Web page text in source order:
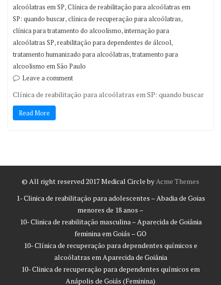
alcoólatras em SP,Clínica de reabilitação para alcoólatras em
SP: quando buscar,clínica de recuperação para alcoólatras,
clínica para tratamento do alcoolismo,internação para
alcoólatras SP,reabilitação para dependentes de álcool,
tratamento humanizado para alcoólatras,tratamento para
alcoolismo em São Paulo
Leave a comment
Clínica de reabilitação para alcoólatras em SP: quando buscar
Read More
© All right reserved 2017Medical Circle byAcme Themes
1- Clinica de reabilitação para adolescentes – Abadia de Goias
menores de 18 anos –
10- Clinica de reabilitação masculina – Aparecida de Goiânia
feminina em Goiás – GO
10- Clínica de recuperação para dependentes químicos e
alcoólatras em Aparecida de Goiânia
10- Clinica de recuperação para dependentes químicos em
Anápolis de Goiás (Feminina)